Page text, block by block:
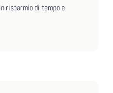
risparmio di tempo e